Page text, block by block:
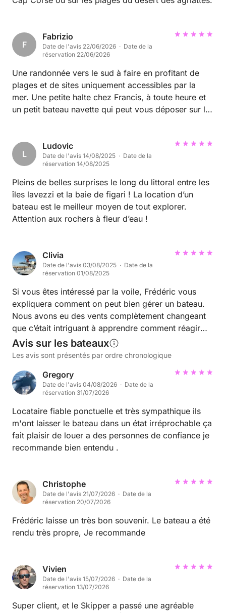
F
Fabrizio
Date de l'avis 22/06/2026 · Date de la
réservation 22/06/2026
Une randonnée vers le sud à faire en profitant de
plages et de sites uniquement accessibles par la
mer. Une petite halte chez Francis, à toute heure et
un petit bateau navette qui peut vous déposer sur la
assez chers (les crêpes et glaces restent
accessibles). Le périple tient sur une journée en
L
Ludovic
Date de l'avis 14/08/2025 · Date de la
réservation 14/08/2025
Pleins de belles surprises le long du littoral entre les
îles lavezzi et la baie de figari ! La location d’un
bateau est le meilleur moyen de tout explorer.
Attention aux rochers à fleur d’eau !
Clivia
Date de l'avis 03/08/2025 · Date de la
réservation 01/08/2025
Si vous êtes intéressé par la voile, Frédéric vous
expliquera comment on peut bien gérer un bateau.
Nous avons eu des vents complètement changeant
que c’était intriguant à apprendre comment réagir
face aux vents. Nous avons pu naviguer, on s’est
bien reposer lors des mouillages ,on a nagé, plongé,
le top de top: on était accueilli comme des amis!
Avis sur les bateaux
Les avis sont présentés par ordre chronologique
Gregory
Date de l'avis 04/08/2026 · Date de la
réservation 31/07/2026
Locataire fiable ponctuelle et très sympathique ils
m'ont laisser le bateau dans un état irréprochable ça
fait plaisir de louer a des personnes de confiance je
recommande bien entendu .
Christophe
Date de l'avis 21/07/2026 · Date de la
réservation 20/07/2026
Frédéric laisse un très bon souvenir. Le bateau a été
rendu très propre, Je recommande
Vivien
Date de l'avis 15/07/2026 · Date de la
réservation 13/07/2026
Super client, et le Skipper a passé une agréable